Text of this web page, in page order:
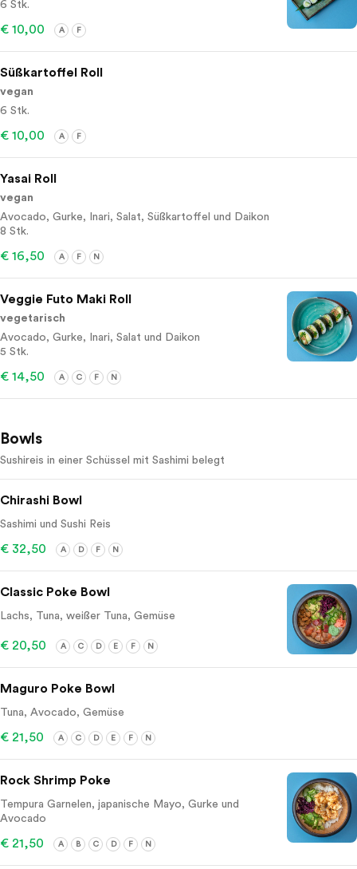
6 Stk.
€ 10,00 A F
Süßkartoffel Roll
vegan
6 Stk.
€ 10,00 A F
Yasai Roll
vegan
Avocado, Gurke, Inari, Salat, Süßkartoffel und Daikon
8 Stk.
€ 16,50 A F N
Veggie Futo Maki Roll
vegetarisch
Avocado, Gurke, Inari, Salat und Daikon
5 Stk.
€ 14,50 A C F N
Bowls
Sushireis in einer Schüssel mit Sashimi belegt
Chirashi Bowl
Sashimi und Sushi Reis
€ 32,50 A D F N
Classic Poke Bowl
Lachs, Tuna, weißer Tuna, Gemüse
€ 20,50 A C D E F N
Maguro Poke Bowl
Tuna, Avocado, Gemüse
€ 21,50 A C D E F N
Rock Shrimp Poke
Tempura Garnelen, japanische Mayo, Gurke und
Avocado
€ 21,50 A B C D F N